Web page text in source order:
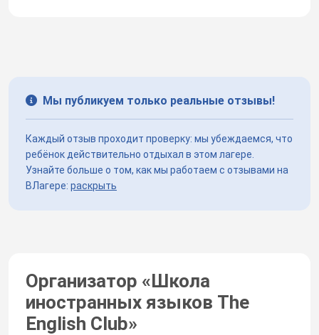
Мы публикуем только реальные отзывы!
Каждый отзыв проходит проверку: мы убеждаемся, что
ребёнок действительно отдыхал в этом лагере.
Узнайте больше о том, как мы работаем с отзывами на
ВЛагере: раскрыть
Организатор «Школа
иностранных языков The
English Club»